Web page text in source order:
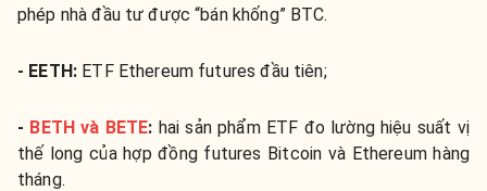
phép nhà đầu tư được “bán khống” BTC.
- EETH: ETF Ethereum futures đầu tiên;
- BETH và BETE: hai sản phẩm ETF đo lường hiệu suất vị
thế long của hợp đồng futures Bitcoin và Ethereum hàng
tháng.